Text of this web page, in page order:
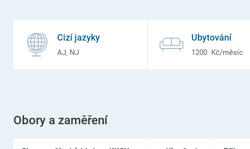
Cizí jazyky
AJ, NJ
Ubytování
1200 Kč/měsíc
Obory a zaměření